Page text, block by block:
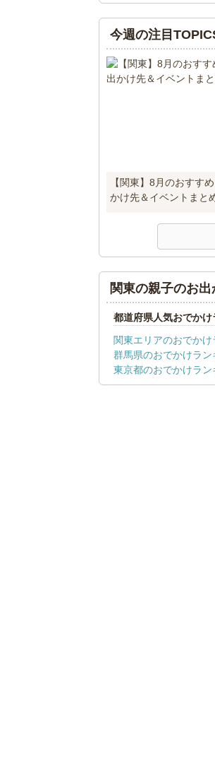
今週の注目
【関東】8月のおすす
かけ先＆イベントまと
関東の親子のお
都道府県人気おでかけ
関東エリアのおでかけ
群馬県のおでかけラン
東京都のおでかけラン